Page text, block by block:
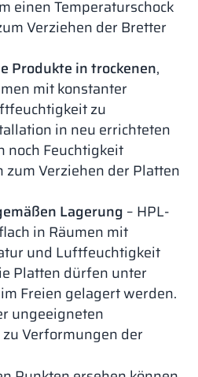
einen Temperaturschock
Verziehen der Bretter
Produkte in trockenen,
mit konstanter
zu
in neu errichteten
noch Feuchtigkeit
Verziehen der Platten
Lagerung – HPL-
in Räumen mit
und Luftfeuchtigkeit
Platten dürfen unter
Freien gelagert werden.
ungeeigneten
Verformungen der